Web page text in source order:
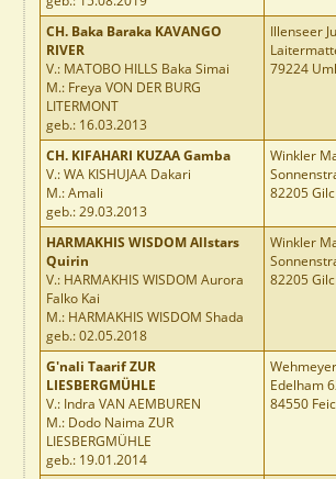
CH. Baka Baraka KAVANGO
RIVER
V.: MATOBO HILLS Baka Simai
M.: Freya VON DER BURG
LITERMONT
geb.: 16.03.2013
Illenseer
79224
CH. KIFAHARI KUZAA Gamba
V.: WA KISHUJAA Dakari
M.: Amali
geb.: 29.03.2013
Winkler
82205
HARMAKHIS WISDOM Allstars
Quirin
V.: HARMAKHIS WISDOM Aurora
Falko Kai
M.: HARMAKHIS WISDOM Shada
geb.: 02.05.2018
Winkler
82205
G'nali Taarif ZUR
LIESBERGMÜHLE
V.: Indra VAN AEMBUREN
M.: Dodo Naima ZUR
LIESBERGMÜHLE
geb.: 19.01.2014
Edelham
84550